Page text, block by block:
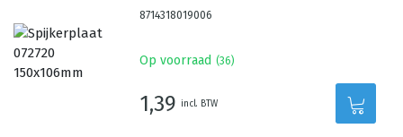
8714318019006
Op voorraad (36)
1,39 incl. BTW